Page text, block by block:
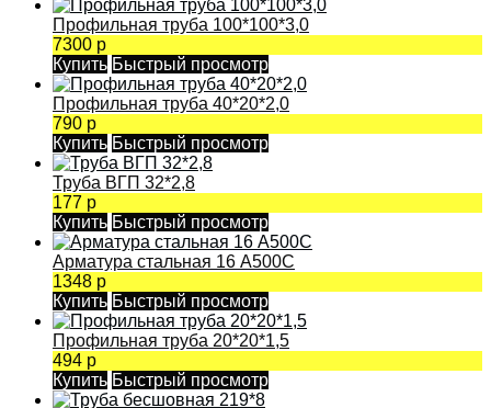
Профильная труба 100*100*3,0
7300 р
Купить Быстрый просмотр
Профильная труба 40*20*2,0
790 р
Купить Быстрый просмотр
Труба ВГП 32*2,8
177 р
Купить Быстрый просмотр
Арматура стальная 16 А500С
1348 р
Купить Быстрый просмотр
Профильная труба 20*20*1,5
494 р
Купить Быстрый просмотр